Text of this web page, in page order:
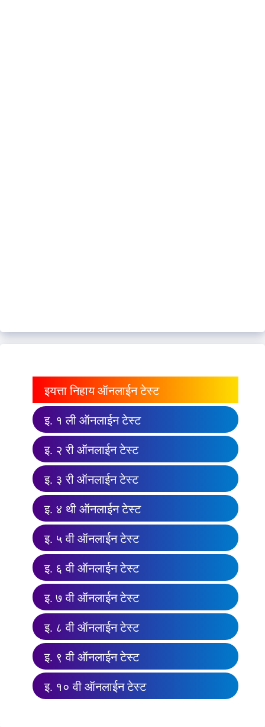
इयत्ता निहाय ऑनलाईन टेस्ट
इ. १ ली ऑनलाईन टेस्ट
इ. २ री ऑनलाईन टेस्ट
इ. ३ री ऑनलाईन टेस्ट
इ. ४ थी ऑनलाईन टेस्ट
इ. ५ वी ऑनलाईन टेस्ट
इ. ६ वी ऑनलाईन टेस्ट
इ. ७ वी ऑनलाईन टेस्ट
इ. ८ वी ऑनलाईन टेस्ट
इ. ९ वी ऑनलाईन टेस्ट
इ. १० वी ऑनलाईन टेस्ट